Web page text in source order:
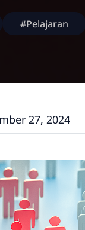
#Pelajaran
27, 2024